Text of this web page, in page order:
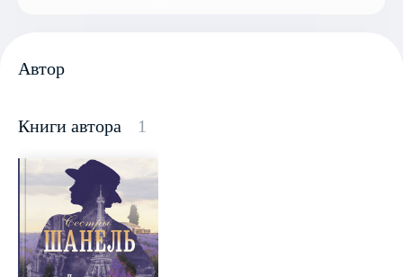
Автор
Книги автора 1